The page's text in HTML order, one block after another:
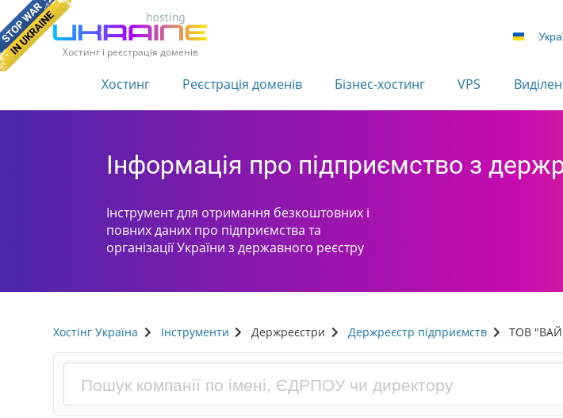
Хостинг і реєстрація доменів
Хостинг Реєстрація доменів Бізнес-хостинг VPS
Інформація про підприємство з
Інструмент для отримання безкоштовних і
повних даних про підприємства та
організації України з державного реєстру
Хостінг Україна Інструменти Держреєстри Держреєстр підприємств ТОВ